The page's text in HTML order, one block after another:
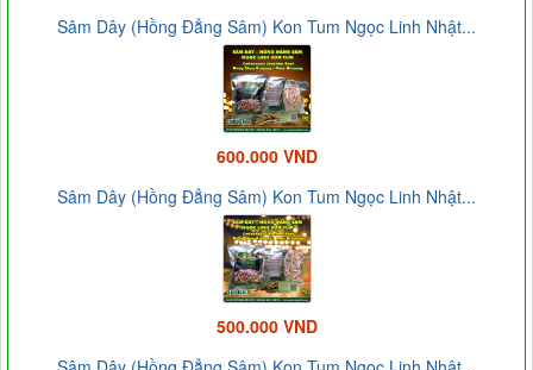
Sâm Dây (Hồng Đẳng Sâm) Kon Tum Ngọc Linh Nhật...
600.000 VND
Sâm Dây (Hồng Đẳng Sâm) Kon Tum Ngọc Linh Nhật...
500.000 VND